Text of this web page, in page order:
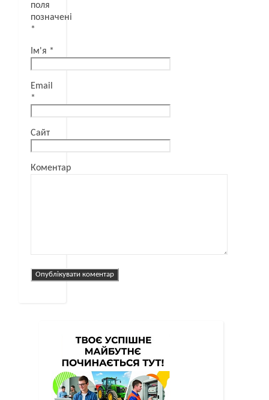
поля
позначені
*
Ім'я *
Email
*
Сайт
Коментар